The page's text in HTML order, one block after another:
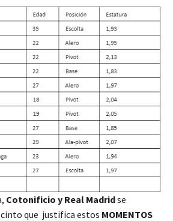
Cotonificio y Real Madridse
que justifica estos MOMENTOS